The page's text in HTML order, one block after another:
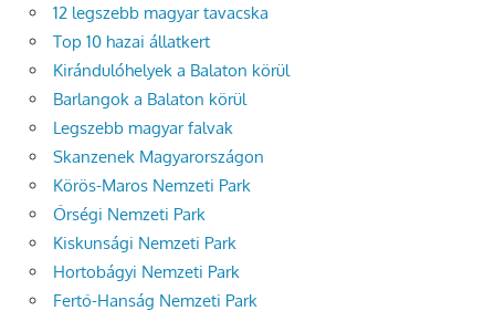
12 legszebb magyar tavacska
Top 10 hazai állatkert
Kirándulóhelyek a Balaton körül
Barlangok a Balaton körül
Legszebb magyar falvak
Skanzenek Magyarországon
Körös-Maros Nemzeti Park
Őrségi Nemzeti Park
Kiskunsági Nemzeti Park
Hortobágyi Nemzeti Park
Fertő-Hanság Nemzeti Park